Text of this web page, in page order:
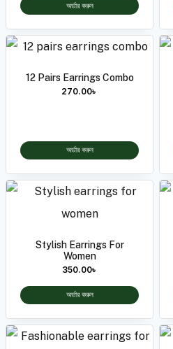
অর্ডার করুন
12 Pairs Earrings Combo
270.00৳
অর্ডার করুন
Stylish Earrings For
Women
350.00৳
অর্ডার করুন